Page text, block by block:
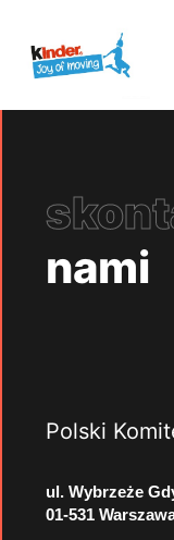
nami
Polski
ul. Wybrzeże
01-531